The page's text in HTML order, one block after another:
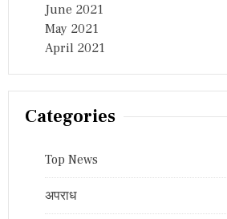
June 2021
May 2021
April 2021
Categories
Top News
अपराध